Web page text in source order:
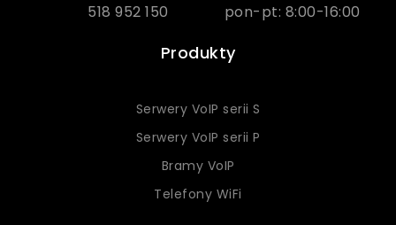
518 952 150
pon-pt: 8:00-16:00
Produkty
Serwery VoIP serii S
Serwery VoIP serii P
Bramy VoIP
Telefony WiFi